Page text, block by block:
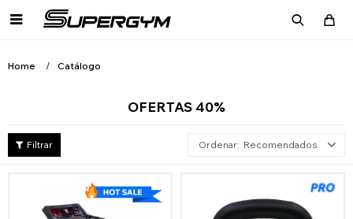

Home Catálogo
OFERTAS 40%
Recomendados